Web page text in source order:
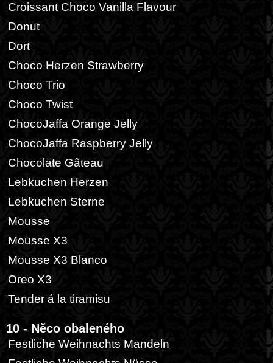
Croissant Choco Vanilla Flavour
Donut
Dort
Choco Herzen Strawberry
Choco Trio
Choco Twist
ChocoJaffa Orange Jelly
ChocoJaffa Raspberry Jelly
Chocolate Gâteau
Lebkuchen Herzen
Lebkuchen Sterne
Mousse
Mousse X3
Mousse X3 Blanco
Oreo X3
Tender á la tiramisu
10 - Něco obaleného
Festliche Weihnachts Mandeln